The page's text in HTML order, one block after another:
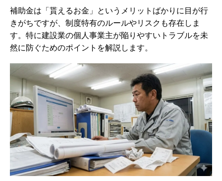
補助金は「貰えるお金」というメリットばかりに目が行
きがちですが、制度特有のルールやリスクも存在しま
す。特に建設業の個人事業主が陥りやすいトラブルを未
然に防ぐためのポイントを解説します。